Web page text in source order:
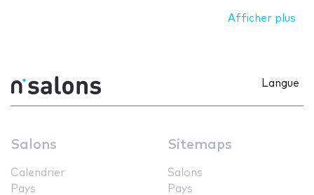
Afficher plus
Langue
Salons
Calendrier
Pays
Sitemaps
Salons
Pays